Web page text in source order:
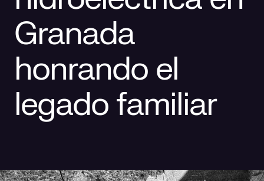
Trabaja en Cuerva
Prensa
Responsabilidad social
Smart Services
Smart Solutions
Comercialización
Blog
Recursos
Casos de éxito
Media
Granada
honrando el
legado familiar